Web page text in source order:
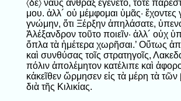
〈δὲ〉 ναῦς ἄνθραξ ἐγένετο, τότε
μου. ἀλλ´ οὐ μέμφομαι ὑμᾶς· ἔχοντες
γνώμην, ὅτι Ξέρξην ἀπηλάσατε,
Ἀλέξανδρον τοῦτο ποιεῖν· ἀλλ´ οὐχ
ὅπλα τὰ ἡμέτερα χωρῆσαι.’ Οὕτως
καὶ συνθύσας τοῖς στρατηγοῖς,
πόλιν ἀπολέμητον κατέλιπε καὶ
κἀκεῖθεν ὥρμησεν εἰς τὰ μέρη τὰ
διὰ τῆς Κιλικίας.